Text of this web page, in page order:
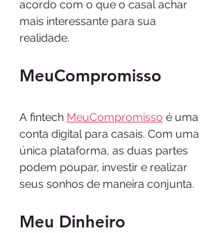
acordo com o que o casal achar
mais interessante para sua
realidade.
MeuCompromisso
A fintech MeuCompromisso é uma
conta digital para casais. Com uma
única plataforma, as duas partes
podem poupar, investir e realizar
seus sonhos de maneira conjunta.
Meu Dinheiro